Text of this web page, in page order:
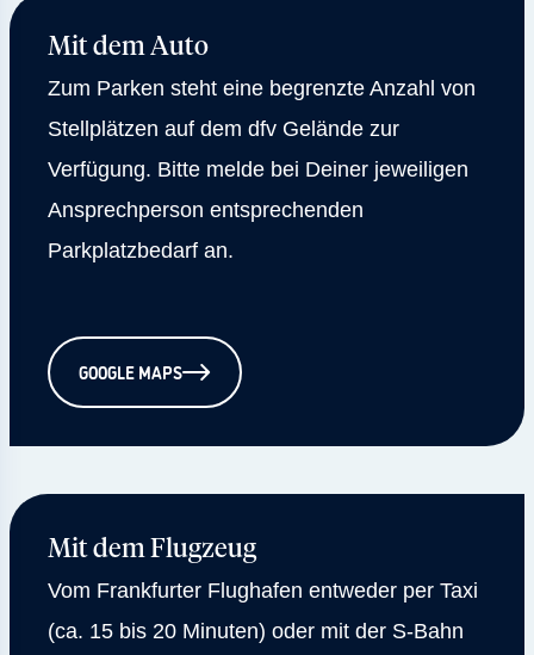
Mit dem Auto
Zum Parken steht eine begrenzte Anzahl von
Stellplätzen auf dem dfv Gelände zur
Verfügung. Bitte melde bei Deiner jeweiligen
Ansprechperson entsprechenden
Parkplatzbedarf an.
GOOGLE MAPS
Mit dem Flugzeug
Vom Frankfurter Flughafen entweder per Taxi
(ca. 15 bis 20 Minuten) oder mit der S-Bahn